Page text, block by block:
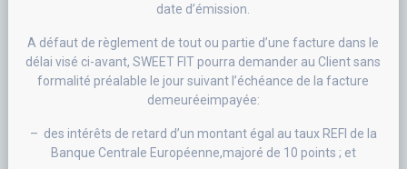
date d’émission.
A défaut de règlement de tout ou partie d’une facture dans le
délai visé ci-avant, SWEET FIT pourra demander au Client sans
formalité préalable le jour suivant l’échéance de la facture
demeuréeimpayée:
– des intérêts de retard d’un montant égal au taux REFI de la
Banque Centrale Européenne,majoré de 10 points ; et